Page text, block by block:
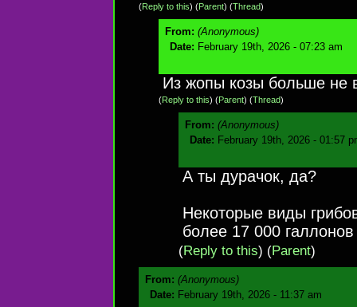
(Reply to this) (Parent) (Thread)
From: (Anonymous)
Date: February 19th, 2026 - 07:23 am
Из жопы козы больше не
(Reply to this) (Parent) (Thread)
From: (Anonymous)
Date: February 19th, 2026 - 01:57
А ты дурачок, да?
Некоторые виды
более 17 000
(Reply to this) (Parent)
From: (Anonymous)
Date: February 19th, 2026 - 11:37 am